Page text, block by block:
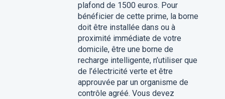
plafond de 1500 euros. Pour
bénéficier de cette prime, la borne
doit être installée dans ou à
proximité immédiate de votre
domicile, être une borne de
recharge intelligente, n’utiliser que
de l’électricité verte et être
approuvée par un organisme de
contrôle agréé. Vous devez